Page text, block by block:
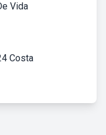
Vida
Costa